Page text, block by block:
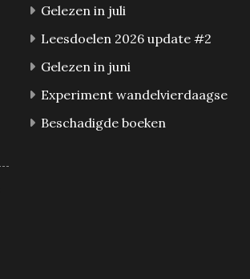
Gelezen in juli
Leesdoelen 2026 update #2
Gelezen in juni
Experiment wandelvierdaagse
Beschadigde boeken